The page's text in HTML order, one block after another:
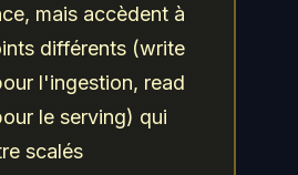
mais accèdent à
différents (write
l'ingestion, read
le serving) qui
scalés